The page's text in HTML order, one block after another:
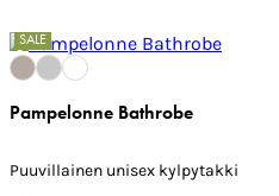
SALE
Pampelonne Bathrobe
Puuvillainen unisex kylpytakki